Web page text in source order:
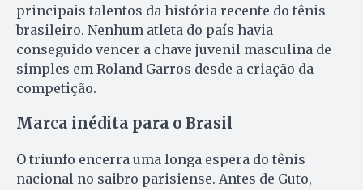
principais talentos da história recente do tênis
brasileiro. Nenhum atleta do país havia
conseguido vencer a chave juvenil masculina de
simples em Roland Garros desde a criação da
competição.
Marca inédita para o Brasil
O triunfo encerra uma longa espera do tênis
nacional no saibro parisiense. Antes de Guto,